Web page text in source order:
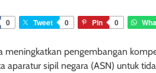
0 Tweet 0 Pin 0
meningkatkan pengembangan
aparatur sipil negara (ASN) untuk